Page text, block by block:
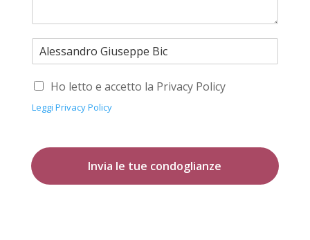
Ho letto e accetto la Privacy Policy
Leggi Privacy Policy
Invia le tue condoglianze